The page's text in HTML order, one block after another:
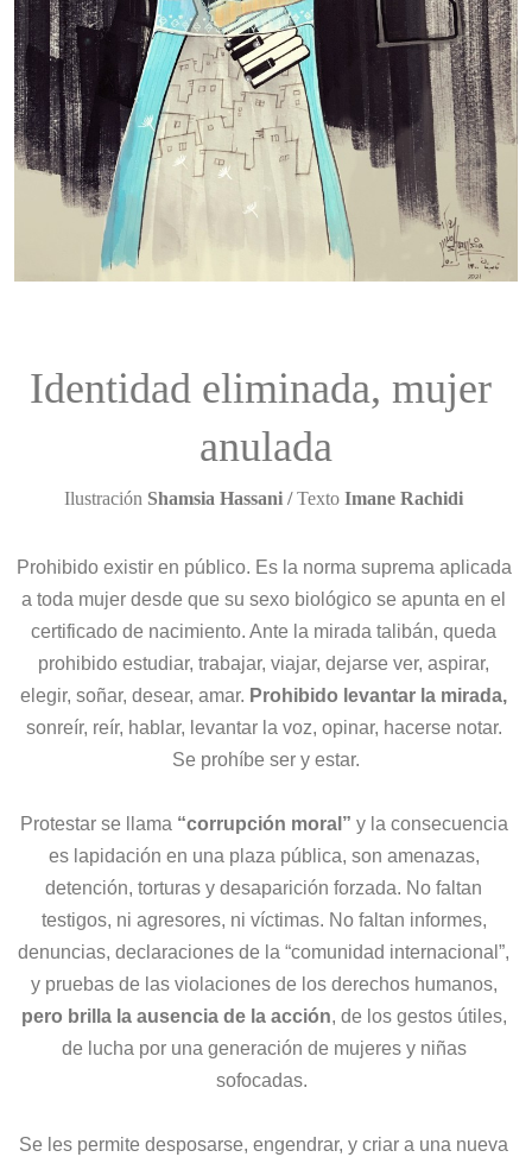
Identidad eliminada, mujer
anulada
Ilustración Shamsia Hassani / Texto Imane Rachidi
Prohibido existir en público. Es la norma suprema aplicada
a toda mujer desde que su sexo biológico se apunta en el
certificado de nacimiento. Ante la mirada talibán, queda
prohibido estudiar, trabajar, viajar, dejarse ver, aspirar,
elegir, soñar, desear, amar.
sonreír, reír, hablar, levantar la voz, opinar, hacerse notar.
Se prohíbe ser y estar.
Protestar se llama “corrupción moral” y la consecuencia
es lapidación en una plaza pública, son amenazas,
detención, torturas y desaparición forzada. No faltan
testigos, ni agresores, ni víctimas. No faltan informes,
denuncias, declaraciones de la “comunidad internacional”,
pero brilla la ausencia de la acción, de los gestos útiles,
de lucha por una generación de mujeres y niñas
sofocadas.
Se les permite desposarse, engendrar, y criar a una nueva